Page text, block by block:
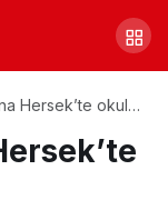
Hersek’te okul